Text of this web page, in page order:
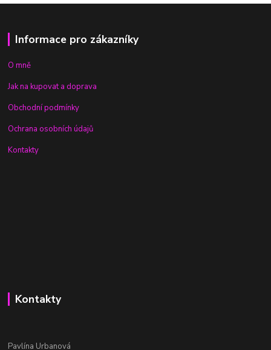
Informace pro zákazníky
O mně
Jak na kupovat a doprava
Obchodní podmínky
Ochrana osobních údajů
Kontakty
Kontakty
Pavlína Urbanová